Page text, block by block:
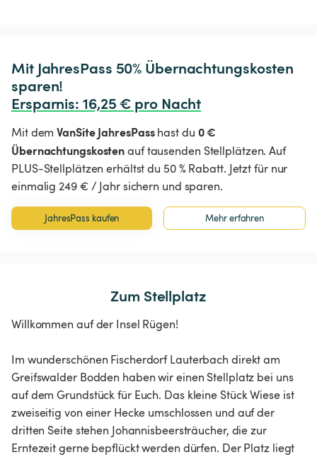
Mit JahresPass 50% Übernachtungskosten
Ersparnis: 16,25 € pro Nacht
Mit demVanSite JahresPasshast du 0 €
Übernachtungskostenauf tausenden Stellplätzen. Auf
PLUS-Stellplätzen erhältst du 50 % Rabatt. Jetzt für nur
einmalig 249 € / Jahr sichern und sparen.
JahresPass kaufen Mehr erfahren
Zum Stellplatz
Willkommen auf der Insel Rügen!
Im wunderschönen Fischerdorf Lauterbach direkt am
Greifswalder Bodden haben wir einen Stellplatz bei uns
auf dem Grundstück für Euch. Das kleine Stück Wiese ist
zweiseitig von einer Hecke umschlossen und auf der
dritten Seite stehen Johannisbeersträucher, die zur
Erntezeit gerne bepflückt werden dürfen. Der Platz liegt